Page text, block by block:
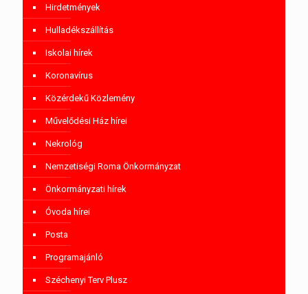
Hirdetmények
Hulladékszállítás
Iskolai hírek
Koronavírus
Közérdekű Közlemény
Művelődési Ház hírei
Nekrológ
Nemzetiségi Roma Önkormányzat
Önkormányzati hírek
Óvoda hírei
Posta
Programajánló
Széchenyi Terv Plusz